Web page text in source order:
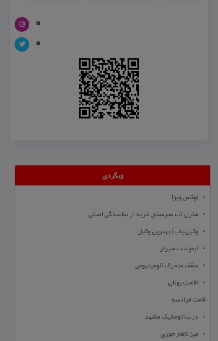
وبگردی
لوکس ویزا
مخزن آب طبرستان خرید از نمایندگی اصلی
وکیل یاب | بهترین وکیل
ایمپلنت شیراز
سقف متحرک آلومینیومی
اقامت یونان
اقامت فرانسه
درب اتوماتیک مشهد
میز ناهار خوری